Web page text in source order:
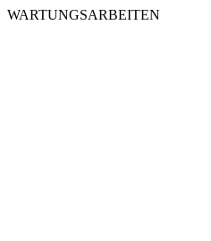
WARTUNGSARBEITEN